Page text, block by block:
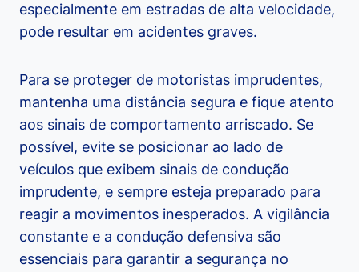
especialmente em estradas de alta velocidade,
pode resultar em acidentes graves.
Para se proteger de motoristas imprudentes,
mantenha uma distância segura e fique atento
aos sinais de comportamento arriscado. Se
possível, evite se posicionar ao lado de
veículos que exibem sinais de condução
imprudente, e sempre esteja preparado para
reagir a movimentos inesperados. A vigilância
constante e a condução defensiva são
essenciais para garantir a segurança no